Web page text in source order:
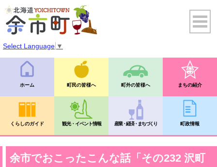
Select Language ▼
ホーム 町民の皆様へ 町外の皆様へ まちの紹介
くらしのガイド 観光・イベント情報 産業・経済・まちづくり 町政情報
余市でおこったこんな話「その232 沢町